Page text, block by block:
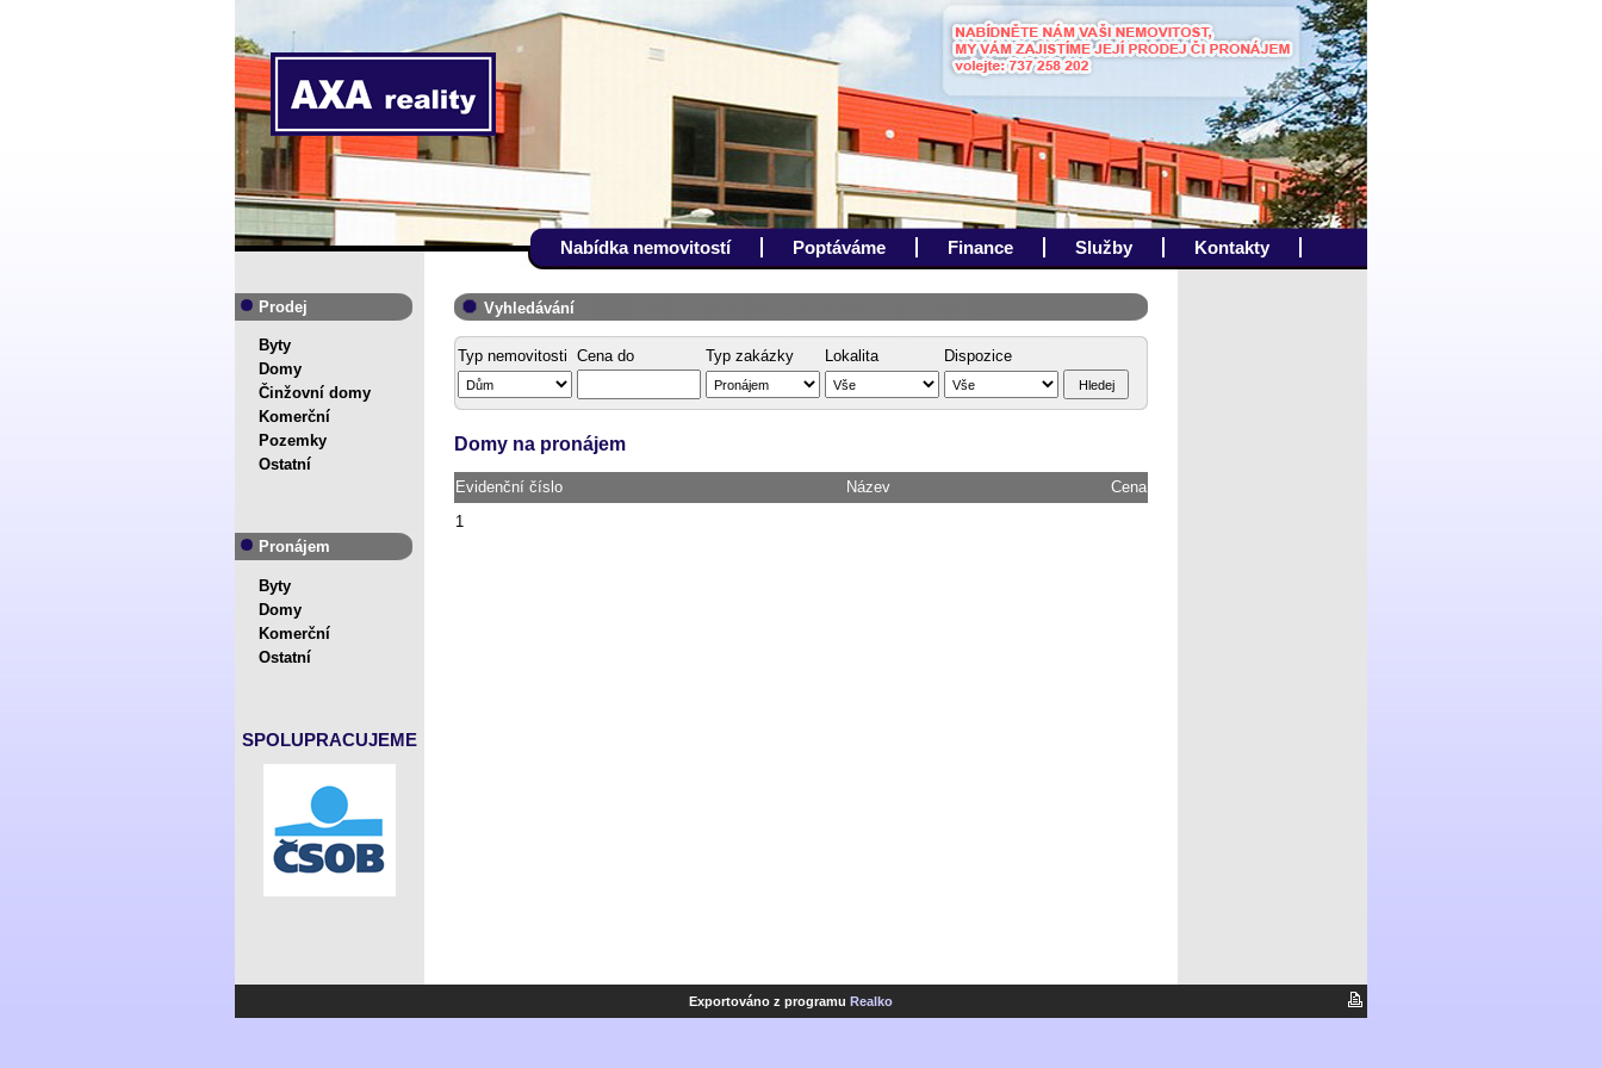
Nabídka nemovitostí Poptáváme Finance Služby Kontakty
Prodej
Byty
Domy
Činžovní domy
Komerční
Pozemky
Ostatní
Pronájem
Byty
Domy
Komerční
Ostatní
SPOLUPRACUJEME
Vyhledávání
Typ nemovitosti Cena do Typ zakázky Lokalita Dispozice
Domy na pronájem
Evidenční číslo Název
Cena
1
Exportováno z programu Realko